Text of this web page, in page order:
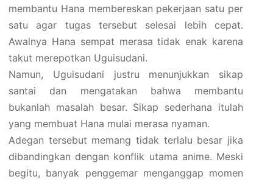
membantu Hana membereskan pekerjaan satu per
satu agar tugas tersebut selesai lebih cepat.
Awalnya Hana sempat merasa tidak enak karena
takut merepotkan Uguisudani.
Namun, Uguisudani justru menunjukkan sikap
santai dan mengatakan bahwa membantu
bukanlah masalah besar. Sikap sederhana itulah
yang membuat Hana mulai merasa nyaman.
Adegan tersebut memang tidak terlalu besar jika
dibandingkan dengan konflik utama anime. Meski
begitu, banyak penggemar menganggap momen